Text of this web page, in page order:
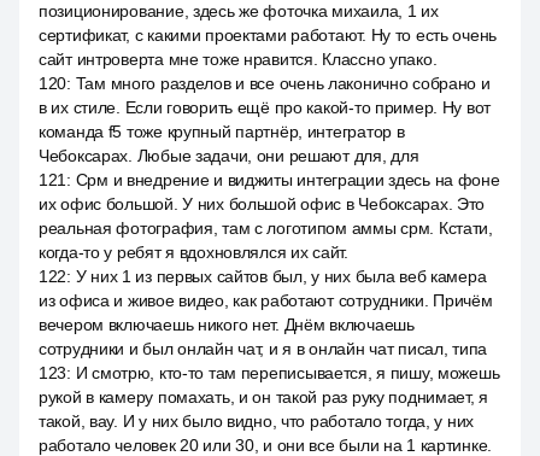
позиционирование, здесь же фоточка михаила, 1 их
сертификат, с какими проектами работают. Ну то есть очень
сайт интроверта мне тоже нравится. Классно упако.
120: Там много разделов и все очень лаконично собрано и
в их стиле. Если говорить ещё про какой-то пример. Ну вот
команда f5 тоже крупный партнёр, интегратор в
Чебоксарах. Любые задачи, они решают для, для
121 : Срм и внедрение и виджиты интеграции здесь на фоне
их офис большой. У них большой офис в Чебоксарах. Это
реальная фотография, там с логотипом аммы срм. Кстати,
когда-то у ребят я вдохновлялся их сайт.
122: У них 1 из первых сайтов был, у них была веб камера
из офиса и живое видео, как работают сотрудники. Причём
вечером включаешь никого нет. Днём включаешь
сотрудники и был онлайн чат, и я в онлайн чат писал, типа
123: И смотрю, кто-то там переписывается, я пишу, можешь
рукой в камеру помахать, и он такой раз руку поднимает, я
такой, вау. И у них было видно, что работало тогда, у них
работало человек 20 или 30, и они все были на 1 картинке.